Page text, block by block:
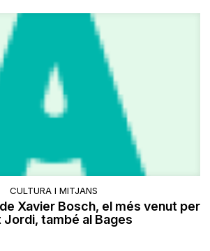
CULTURA I MITJANS
Xavier Bosch, el més venut per
Jordi, també al Bages